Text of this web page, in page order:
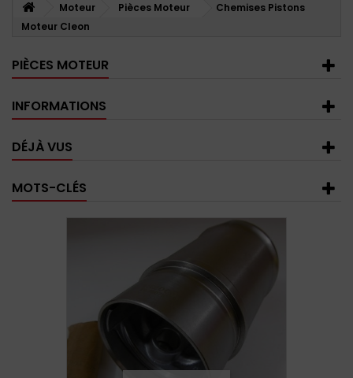
Moteur Pièces Moteur
Chemises Pistons
Moteur Cleon
PIÈCES MOTEUR
INFORMATIONS
DÉJÀ VUS
MOTS-CLÉS